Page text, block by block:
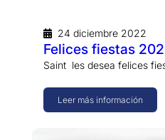
24 diciembre 2022
Felices fiestas
Saint les desea felices
Leer más información